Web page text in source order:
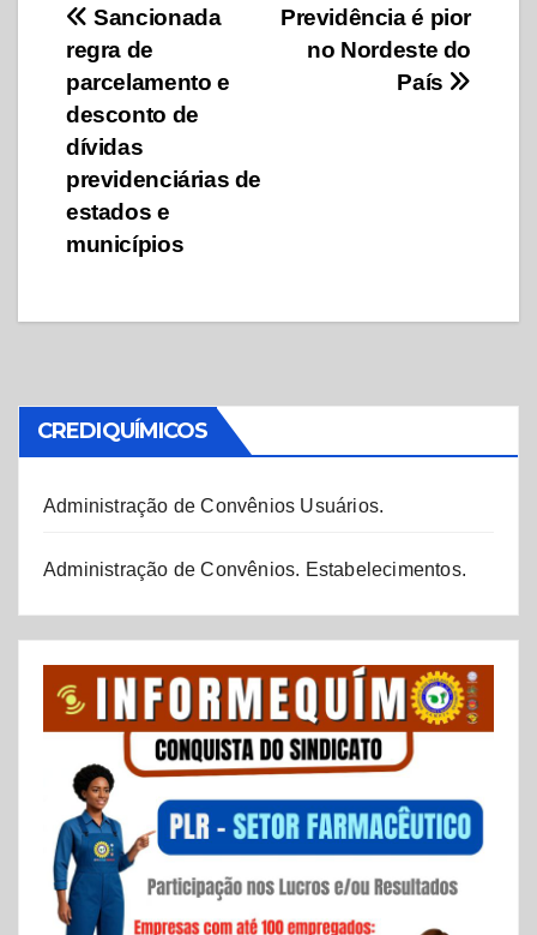
Navegação
de
Post
Previdência é pior
no Nordeste do
País
Sancionada
regra de
parcelamento e
desconto de
dívidas
previdenciárias de
estados e
municípios
CREDIQUÍMICOS
Administração de Convênios Usuários.
Administração de Convênios. Estabelecimentos.